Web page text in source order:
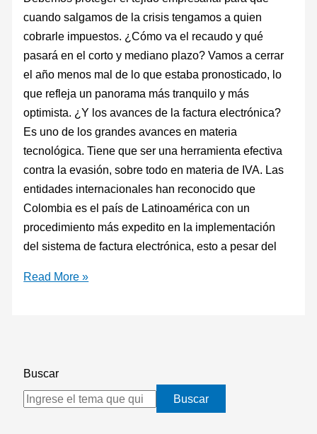
cuando salgamos de la crisis tengamos a quien
cobrarle impuestos. ¿Cómo va el recaudo y qué
pasará en el corto y mediano plazo? Vamos a cerrar
el año menos mal de lo que es­taba pronosticado, lo
que refleja un panorama más tranquilo y más
optimista. ¿Y los avances de la factura electrónica?
Es uno de los grandes avances en materia
tecnológica. Tiene que ser una herramienta efectiva
contra la evasión, sobre todo en ma­teria de IVA. Las
entidades internacionales han reconocido que
Colombia es el país de Latinoamérica con un
procedimiento más expedito en la implementación
del sistema de factura electrónica, esto a pesar del
Read More »
Buscar
Buscar